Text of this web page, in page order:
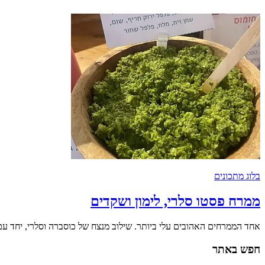
בלוג מתכונים
ממרח פסטו סלרי, לימון ושקדים
אחד הממרחים האהובים עלי ביותר. שילוב מנצח של כוסברה וסלרי, יחד
חפש באתר